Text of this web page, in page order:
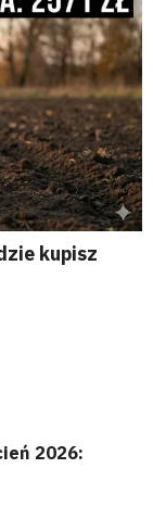
kupisz
2026: